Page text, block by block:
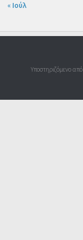
« Ιούλ
Υποστηριζόμενο από